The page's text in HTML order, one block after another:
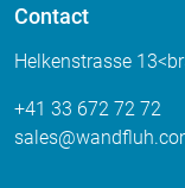
Contact
Helkenstrasse
+41 33 672 72 72
sales
wandfluh